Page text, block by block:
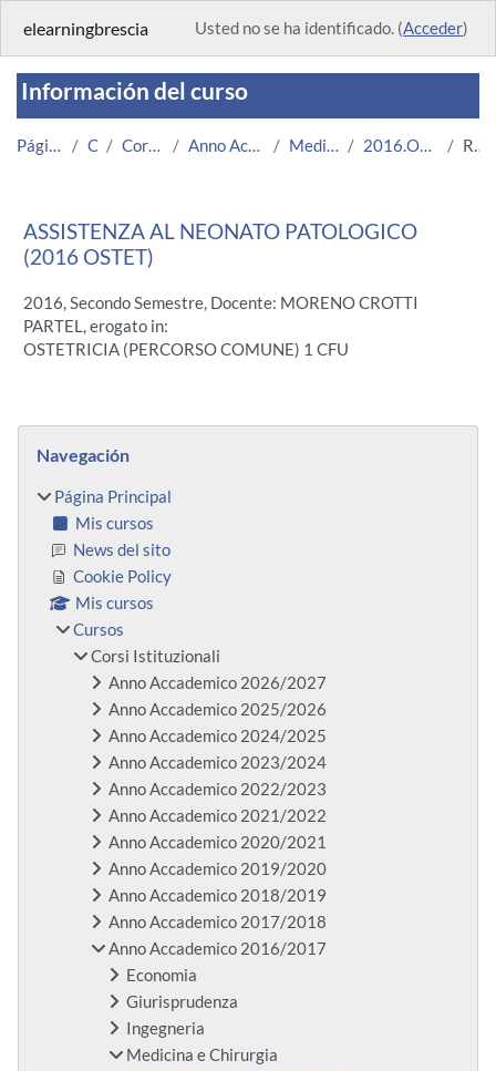
elearningbrescia Usted no se ha identificado. (Acceder)
Información del curso
Página Principal Cursos Corsi Istituzionali Anno Accademico 2016/2017 Medicina e Chirurgia 2016.OSTET.U11981-10043 Resumen
ASSISTENZA AL NEONATO PATOLOGICO
(2016 OSTET)
2016, Secondo Semestre, Docente: MORENO CROTTI
PARTEL, erogato in:
OSTETRICIA (PERCORSO COMUNE) 1 CFU
Bloques
Navegación
Página Principal
Mis cursos
News del sito
Cookie Policy
Mis cursos
Cursos
Corsi Istituzionali
Anno Accademico 2026/2027
Anno Accademico 2025/2026
Anno Accademico 2024/2025
Anno Accademico 2023/2024
Anno Accademico 2022/2023
Anno Accademico 2021/2022
Anno Accademico 2020/2021
Anno Accademico 2019/2020
Anno Accademico 2018/2019
Anno Accademico 2017/2018
Anno Accademico 2016/2017
Economia
Giurisprudenza
Ingegneria
Medicina e Chirurgia